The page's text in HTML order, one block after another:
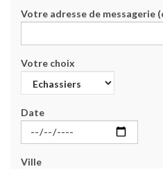
Votre adresse de messagerie
Votre choix
Date
Ville